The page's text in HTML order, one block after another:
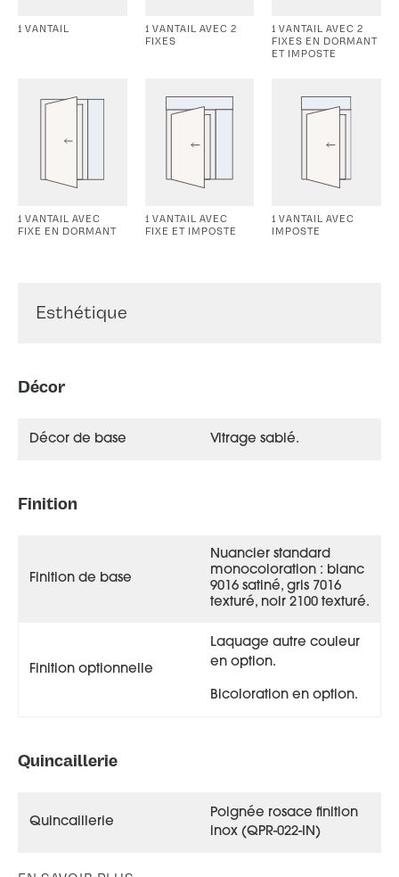
1 VANTAIL
1 VANTAIL AVEC 2
FIXES
1 VANTAIL AVEC 2
FIXES EN DORMANT
ET IMPOSTE
1 VANTAIL AVEC
FIXE EN DORMANT
1 VANTAIL AVEC
FIXE ET IMPOSTE
1 VANTAIL AVEC
IMPOSTE
Esthétique
Décor
Décor de base Vitrage sablé.
Finition
Finition de base
Nuancier standard
monocoloration : blanc
9016 satiné, gris 7016
texturé, noir 2100 texturé.
Finition optionnelle
Laquage autre couleur
en option.
Bicoloration en option.
Quincaillerie
Quincaillerie
Poignée rosace finition
inox (QPR-022-IN)